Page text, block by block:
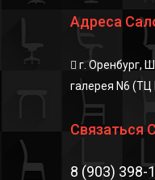
Адреса
г. Оренбург,
галерея N6
Связаться
8 (903) 398-